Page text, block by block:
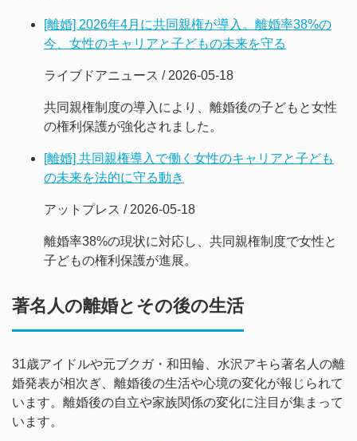
[離婚] 2026年4月に共同親権が導入。離婚率38%の
今、女性のキャリアと子どもの未来を守る
ライブドアニュース / 2026-05-18
共同親権制度の導入により、離婚後の子どもと女性
の権利保護が強化されました。
[離婚] 共同親権導入で働く女性のキャリアと子ども
の未来を法的に守る動き
アットプレス / 2026-05-18
離婚率38%の現状に対応し、共同親権制度で女性と
子どもの権利保護が進展。
著名人の離婚とその後の生活
31歳アイドルや元ブクガ・和田輪、水沢アキら著名人の離
婚発表が相次ぎ、離婚後の生活や心境の変化が報じられて
います。離婚後の自立や家族関係の変化に注目が集まって
います。